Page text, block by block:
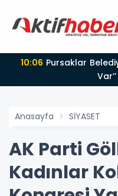
10:06
Anasayfa SİYASET
AK Parti
Kadınlar